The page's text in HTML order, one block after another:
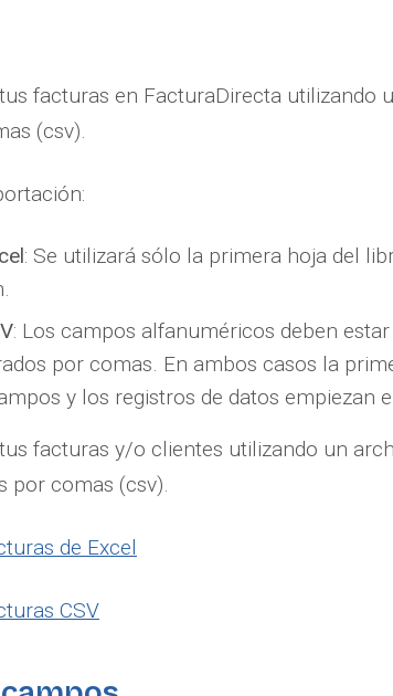
facturas en FacturaDirecta utilizando
(csv).
: Se utilizará sólo la primera hoja del
: Los campos alfanuméricos deben
por comas. En ambos casos la
y los registros de datos empiezan
facturas y/o clientes utilizando un
por comas (csv).
de Excel
CSV